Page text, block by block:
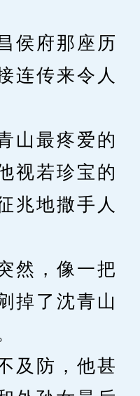
府那座历
连传来令人
最疼爱的
视若珍宝的
兆地撒手人
，像一把
掉了沈青山
防，他甚